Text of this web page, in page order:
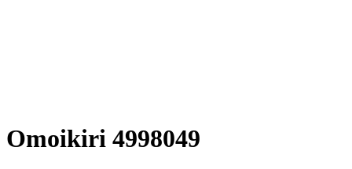
Omoikiri 4998049